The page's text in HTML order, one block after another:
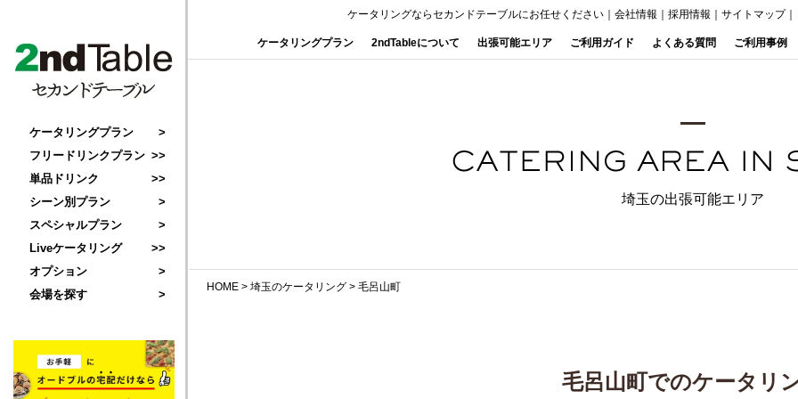
ケータリングならセカンドテーブルにお任せください 会社情報 採用情報 サイトマップ｜
ケータリングプラン 2ndTableについて 出張可能エリア ご利用ガイド よくある質問 ご利用事例
ケータリングプラン
フリードリンクプラン
単品ドリンク
シーン別プラン
スペシャルプラン
Liveケータリング
オプション
会場を探す
埼玉の出張可能エリア
HOME > 埼玉のケータリング > 毛呂山町
毛呂山町でのケータリ